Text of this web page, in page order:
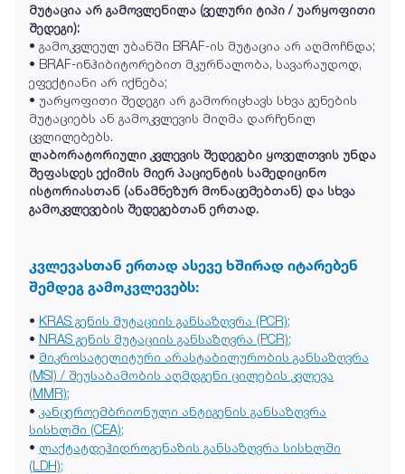
მუტაცია არ გამოვლენილა (ველური ტიპი / უარყოფითი
შედეგი):
• გამოკვლეულ უბანში BRAF-ის მუტაცია არ აღმოჩნდა;
• BRAF-ინჰიბიტორებით მკურნალობა, სავარაუდოდ,
ეფექტიანი არ იქნება;
• უარყოფითი შედეგი არ გამორიცხავს სხვა გენების
მუტაციებს ან გამოკვლევის მიღმა დარჩენილ
ცვლილებებს.
ლაბორატორიული კვლევის შედეგები ყოველთვის უნდა
შეფასდეს ექიმის მიერ პაციენტის სამედიცინო
ისტორიასთან (ანამნეზურ მონაცემებთან) და სხვა
გამოკვლევების შედეგებთან ერთად.
კვლევასთან ერთად ასევე ხშირად იტარებენ
შემდეგ გამოკვლევებს:
• KRAS გენის მუტაციის განსაზღვრა (PCR);
• NRAS გენის მუტაციის განსაზღვრა (PCR);
• მიკროსატელიტური არასტაბილურობის განსაზღვრა
(MSI) / შეუსაბამობის აღმდგენი ცილების კვლევა
(MMR);
• კანცეროემბრიონული ანტიგენის განსაზღვრა
სისხლში (CEA);
• ლაქტატდეჰიდროგენაზის განსაზღვრა სისხლში
(LDH);